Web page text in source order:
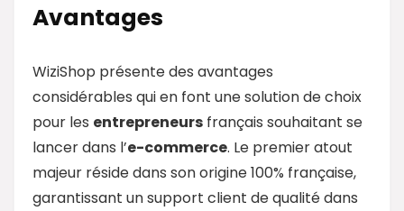
Avantages
WiziShop présente des avantages
considérables qui en font une solution de choix
pour les entrepreneurs français souhaitant se
lancer dans l’e-commerce. Le premier atout
majeur réside dans son origine 100% française,
garantissant un support client de qualité dans